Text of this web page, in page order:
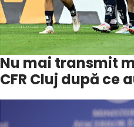
Nu mai transmit
CFR Cluj după ce